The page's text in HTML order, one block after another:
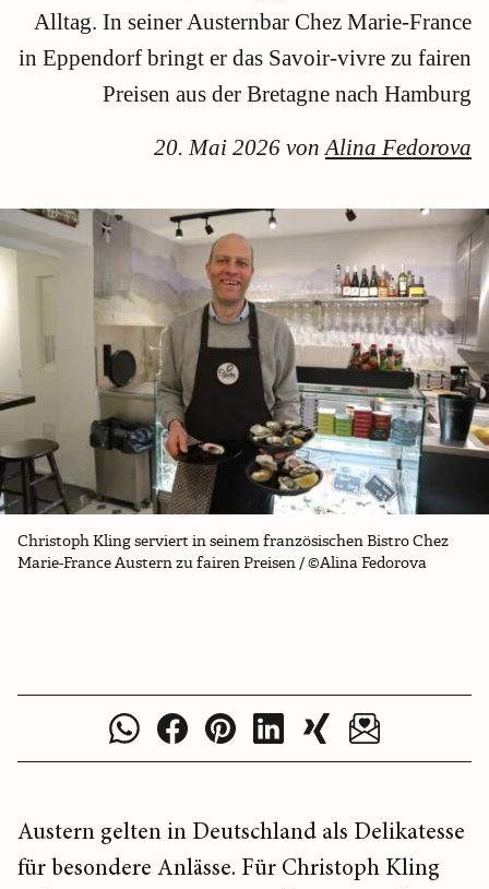
Alltag. In seiner Austernbar Chez Marie-France
in Eppendorf bringt er das Savoir-vivre zu fairen
Preisen aus der Bretagne nach Hamburg
20. Mai 2026 von Alina Fedorova
Christoph Kling serviert in seinem französischen Bistro Chez
Marie-France Austern zu fairen Preisen / ©Alina Fedorova
Austern gelten in Deutschland als Delikatesse
für besondere Anlässe. Für Christoph Kling